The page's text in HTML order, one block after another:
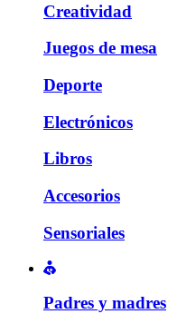
Creatividad
Juegos de mesa
Deporte
Electrónicos
Libros
Accesorios
Sensoriales
Padres y madres